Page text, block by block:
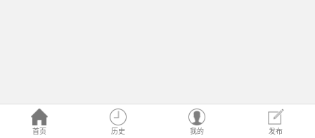
首页 历史 我的 发布